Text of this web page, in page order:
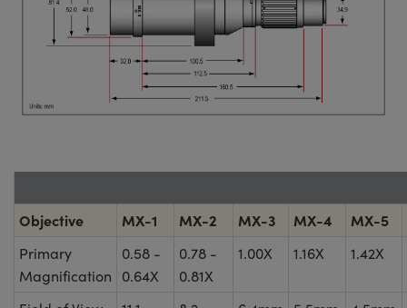
Objective MX-1 MX-2 MX-3 MX-4 MX-5
Primary
Magnification
0.58 -
0.64X
0.78 -
0.81X
1.00X 1.16X 1.42X